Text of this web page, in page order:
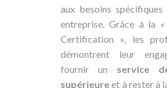
aux besoins spécifiques
entreprise. Grâce à la «
Certification », les
démontrent leur
fournir un service
supérieureet à rester à